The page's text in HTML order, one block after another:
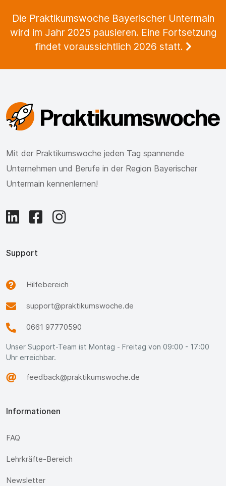
Die Praktikumswoche Bayerischer Untermain
wird im Jahr 2025 pausieren. Eine Fortsetzung
findet voraussichtlich 2026 statt.
Mit der Praktikumswoche jeden Tag spannende
Unternehmen und Berufe in der Region Bayerischer
Untermain kennenlernen!
Support
Hilfebereich
support@praktikumswoche.de
0661 97770590
Unser Support-Team ist Montag - Freitag von 09:00 - 17:00
Uhr erreichbar.
feedback@praktikumswoche.de
Informationen
FAQ
Lehrkräfte-Bereich
Newsletter